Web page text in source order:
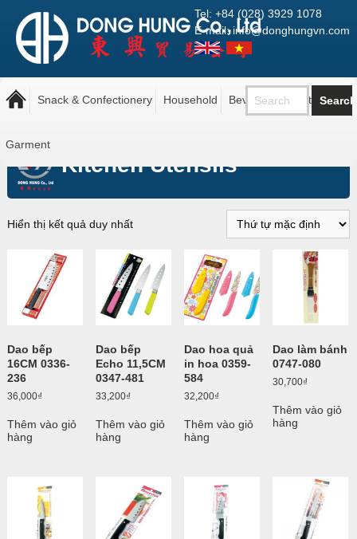
Tel: +84 (028) 3929 1078
E-mail: info@donghungvn.com
Snack & Confectionery Household Beverage Pantry
Garment
Kitchen Utensils
Hiển thị kết quả duy nhất
Dao bếp
16CM 0336-
236
36,000₫
Thêm vào giỏ
hàng
Dao bếp
Echo 11,5CM
0347-481
33,200₫
Thêm vào giỏ
hàng
Dao hoa quả
in hoa 0359-
584
32,200₫
Thêm vào giỏ
hàng
Dao làm bánh
0747-080
30,700₫
Thêm vào giỏ
hàng